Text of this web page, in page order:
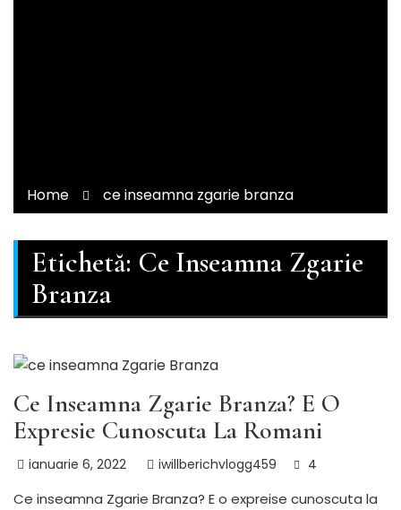
Home ce inseamna zgarie branza
Etichetă: Ce Inseamna Zgarie
Branza
Ce Inseamna Zgarie Branza? E O
Expresie Cunoscuta La Romani
ianuarie 6, 2022 iwillberichvlogg459 4
Ce inseamna Zgarie Branza? E o expreise cunoscuta la